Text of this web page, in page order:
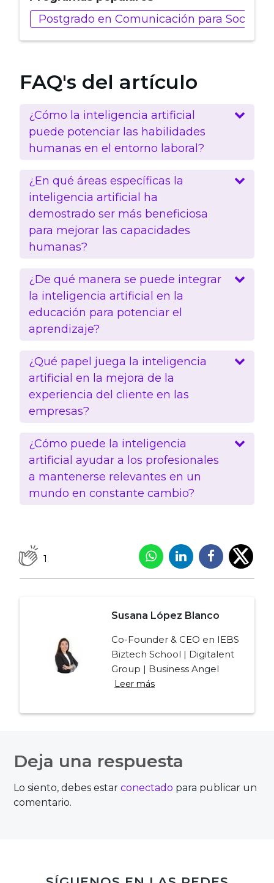
Postgrado en Comunicación para Social
FAQ's del artículo
¿Cómo la inteligencia artificial
puede potenciar las habilidades
humanas en el entorno laboral?
¿En qué áreas específicas la
inteligencia artificial ha
demostrado ser más beneficiosa
para mejorar las capacidades
humanas?
¿De qué manera se puede integrar
la inteligencia artificial en la
educación para potenciar el
aprendizaje?
¿Qué papel juega la inteligencia
artificial en la mejora de la
experiencia del cliente en las
empresas?
¿Cómo puede la inteligencia
artificial ayudar a los profesionales
a mantenerse relevantes en un
mundo en constante cambio?
1
Susana López Blanco
Co-Founder & CEO en IEBS
Biztech School | Digitalent
Group | Business Angel
Leer más
de
entradas
Deja una respuesta
Lo siento, debes estarconectado para publicar un
comentario.